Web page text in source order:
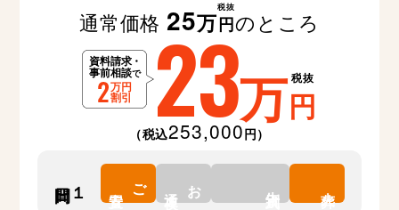
通常価格 25万円
税抜
のところ
23万円
税抜
（税込253,000円）
ご お